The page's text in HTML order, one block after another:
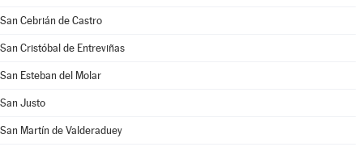
San Cebrián de Castro
San Cristóbal de Entreviñas
San Esteban del Molar
San Justo
San Martín de Valderaduey